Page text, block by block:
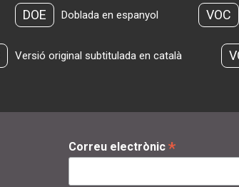
DOE Doblada en espanyol VOC
Versió original subtitulada en català
Correu electrònic *